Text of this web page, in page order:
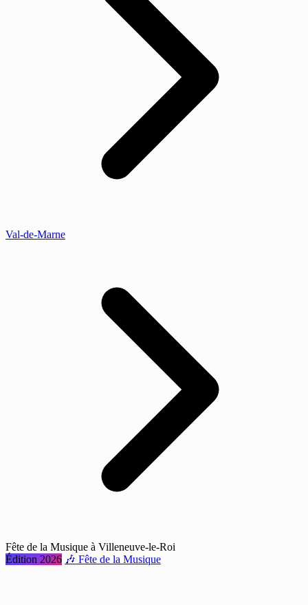
Val-de-Marne
Fête de la Musique à Villeneuve-le-Roi
Édition 2026 🎶 Fête de la Musique